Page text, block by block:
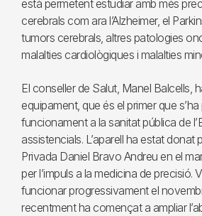
està permetent estudiar amb més
cerebrals com ara l’Alzheimer, el
tumors cerebrals, altres patologies
malalties cardiològiques i malalties
El conseller de Salut, Manel Balcells,
equipament, que és el primer que
funcionament a la sanitat pública de
assistencials. L’aparell ha estat donat
Privada Daniel Bravo Andreu en el
per l’impuls a la medicina de precisió.
funcionar progressivament el
recentment ha començat a ampliar